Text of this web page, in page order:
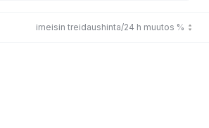
Viimeisin treidaushinta/24 h muutos %